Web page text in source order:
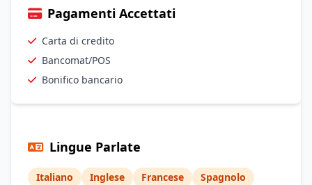
Pagamenti Accettati
Carta di credito
Bancomat/POS
Bonifico bancario
Lingue Parlate
Italiano Inglese Francese
Spagnolo